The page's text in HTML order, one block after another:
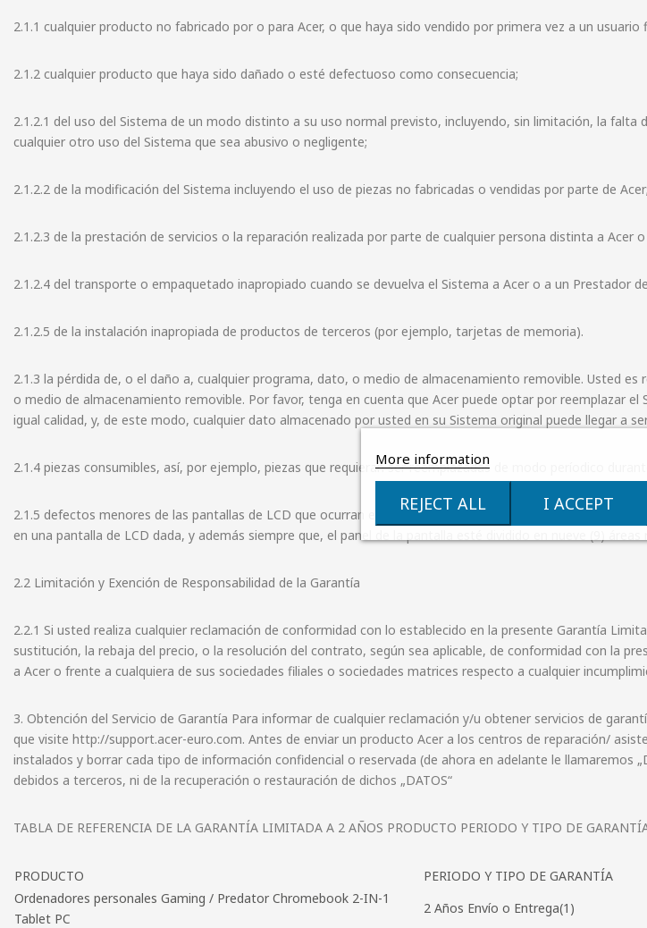
2.1.1 cualquier producto no fabricado por o para Acer, o que haya sido vendido por primera vez a un
2.1.2 cualquier producto que haya sido dañado o esté defectuoso como consecuencia;
2.1.2.1 del uso del Sistema de un modo distinto a su uso normal previsto, incluyendo, sin limitación, la
cualquier otro uso del Sistema que sea abusivo o negligente;
2.1.2.2 de la modificación del Sistema incluyendo el uso de piezas no fabricadas o vendidas por parte de Acer;
2.1.2.3 de la prestación de servicios o la reparación realizada por parte de cualquier persona distinta a Acer
2.1.2.4 del transporte o empaquetado inapropiado cuando se devuelva el Sistema a Acer o a un Prestador
2.1.2.5 de la instalación inapropiada de productos de terceros (por ejemplo, tarjetas de memoria).
2.1.3 la pérdida de, o el daño a, cualquier programa, dato, o medio de almacenamiento removible. Usted
o medio de almacenamiento removible. Por favor, tenga en cuenta que Acer puede optar por reemplazar
igual calidad, y, de este modo, cualquier dato almacenado por usted en su Sistema original puede llegar a
2.1.4 piezas consumibles, así, por ejemplo, piezas que requieran ser reemplazadas de modo períodico
2.1.5 defectos menores de las pantallas de LCD que ocurran en Sistemas equipados con tecnología de
en una pantalla de LCD dada, y además siempre que, el panel de la pantalla esté dividido en nueve (9)
2.2 Limitación y Exención de Responsabilidad de la Garantía
2.2.1 Si usted realiza cualquier reclamación de conformidad con lo establecido en la presente Garantía
sustitución, la rebaja del precio, o la resolución del contrato, según sea aplicable, de conformidad con la
a Acer o frente a cualquiera de sus sociedades filiales o sociedades matrices respecto a cualquier
3. Obtención del Servicio de Garantía Para informar de cualquier reclamación y/u obtener servicios de
que visite http://support.acer-euro.com. Antes de enviar un producto Acer a los centros de reparación/
instalados y borrar cada tipo de información confidencial o reservada (de ahora en adelante le llamaremos
debidos a terceros, ni de la recuperación o restauración de dichos „DATOS“
TABLA DE REFERENCIA DE LA GARANTÍA LIMITADA A 2 AÑOS PRODUCTO PERIODO Y TIPO DE
PRODUCTO
PERIODO Y TIPO DE GARANTÍA
Ordenadores personales Gaming / Predator Chromebook 2-IN-1
Tablet PC
2 Años Envío o Entrega(1)
More information
REJECT ALL I ACCEPT